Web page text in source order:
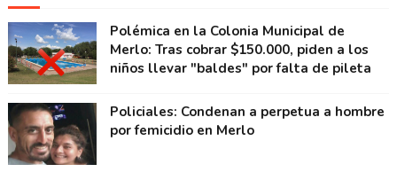
Polémica en la Colonia Municipal de
Merlo: Tras cobrar $150.000, piden a los
niños llevar "baldes" por falta de pileta
Policiales: Condenan a perpetua a hombre
por femicidio en Merlo